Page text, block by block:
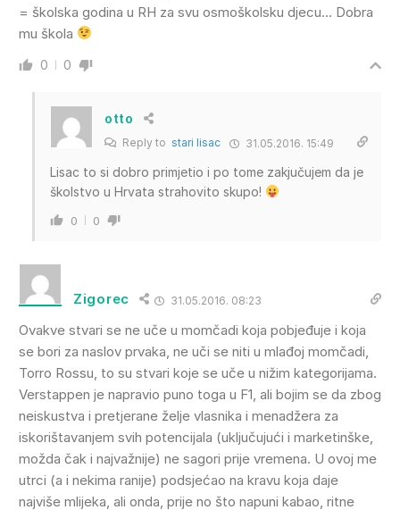
= školska godina u RH za svu osmoškolsku djecu… Dobra
mu škola
0 0
otto
Reply to stari lisac 31.05.2016. 15:49
Lisac to si dobro primjetio i po tome zakjučujem da je
školstvo u Hrvata strahovito skupo!
0 0
Zigorec 31.05.2016. 08:23
Ovakve stvari se ne uče u momčadi koja pobjeđuje i koja
se bori za naslov prvaka, ne uči se niti u mlađoj momčadi,
Torro Rossu, to su stvari koje se uče u nižim kategorijama.
Verstappen je napravio puno toga u F1, ali bojim se da zbog
neiskustva i pretjerane želje vlasnika i menadžera za
iskorištavanjem svih potencijala (uključujući i marketinške,
možda čak i najvažnije) ne sagori prije vremena. U ovoj me
utrci (a i nekima ranije) podsjećao na kravu koja daje
najviše mlijeka, ali onda, prije no što napuni kabao, ritne